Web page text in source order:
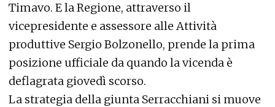
Timavo. E la Regione, attraverso il
vicepresidente e assessore alle Attività
produttive Sergio Bolzonello, prende la prima
posizione ufficiale da quando la vicenda è
deflagrata giovedì scorso.
La strategia della giunta Serracchiani si muove